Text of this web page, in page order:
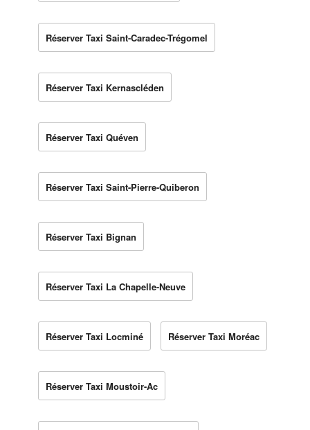
Réserver Taxi Saint-Caradec-Trégomel
Réserver Taxi Kernascléden
Réserver Taxi Quéven
Réserver Taxi Saint-Pierre-Quiberon
Réserver Taxi Bignan
Réserver Taxi La Chapelle-Neuve
Réserver Taxi Locminé Réserver Taxi Moréac
Réserver Taxi Moustoir-Ac